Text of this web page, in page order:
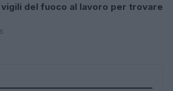
vigili del fuoco al lavoro per trovare